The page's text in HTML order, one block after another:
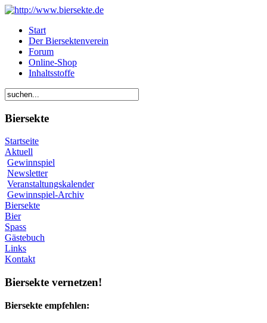
Start
Der Biersektenverein
Forum
Online-Shop
Inhaltsstoffe
Biersekte
Startseite
Aktuell
Gewinnspiel
Newsletter
Veranstaltungskalender
Gewinnspiel-Archiv
Biersekte
Bier
Spass
Gästebuch
Links
Kontakt
Biersekte vernetzen!
Biersekte empfehlen: